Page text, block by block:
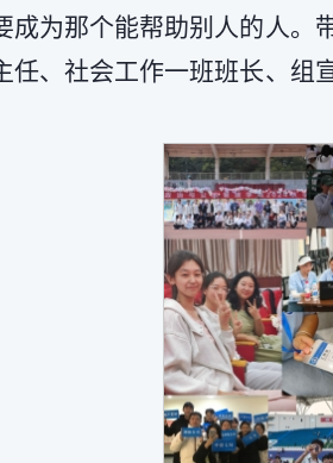
为那个能帮助别人的人
、社会工作一班班长、